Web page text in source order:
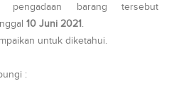
pengadaan barang tersebut
10 Juni 2021.
untuk diketahui.
: